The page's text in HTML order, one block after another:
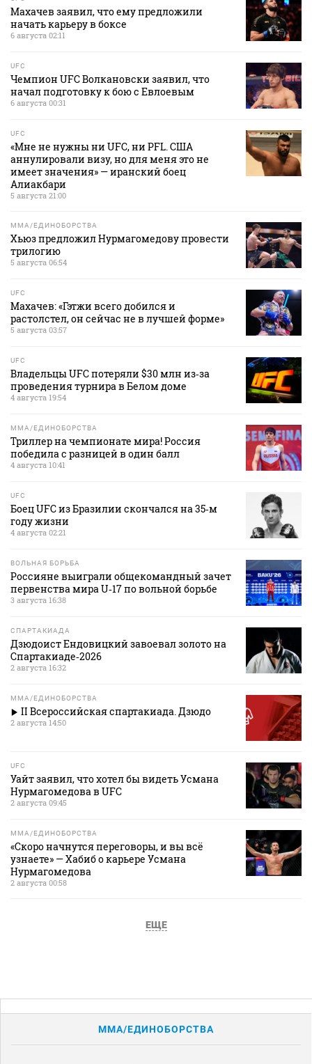
Махачев заявил, что ему предложили
начать карьеру в боксе
6 августа 02:11
UFC
Чемпион UFC Волкановски заявил, что
начал подготовку к бою с Евлоевым
6 августа 00:31
UFC
«Мне не нужны ни UFC, ни PFL. США
аннулировали визу, но для меня это не
имеет значения» — иранский боец
Алиакбари
5 августа 21:00
MMA/ЕДИНОБОРСТВА
Хьюз предложил Нурмагомедову провести
трилогию
5 августа 06:54
UFC
Махачев: «Гэтжи всего добился и
растолстел, он сейчас не в лучшей форме»
5 августа 03:57
UFC
Владельцы UFC потеряли $30 млн из‑за
проведения турнира в Белом доме
4 августа 19:54
MMA/ЕДИНОБОРСТВА
Триллер на чемпионате мира! Россия
победила с разницей в один балл
4 августа 10:41
UFC
Боец UFC из Бразилии скончался на 35‑м
году жизни
4 августа 02:21
ВОЛЬНАЯ БОРЬБА
Россияне выиграли общекомандный зачет
первенства мира U‑17 по вольной борьбе
3 августа 16:38
СПАРТАКИАДА
Дзюдоист Ендовицкий завоевал золото на
Спартакиаде‑2026
2 августа 16:32
MMA/ЕДИНОБОРСТВА
II Всероссийская спартакиада. Дзюдо
2 августа 14:50
UFC
Уайт заявил, что хотел бы видеть Усмана
Нурмагомедова в UFC
2 августа 09:45
MMA/ЕДИНОБОРСТВА
«Скоро начнутся переговоры, и вы всё
узнаете» — Хабиб о карьере Усмана
Нурмагомедова
2 августа 00:58
ЕЩЕ
MMA/ЕДИНОБОРСТВА